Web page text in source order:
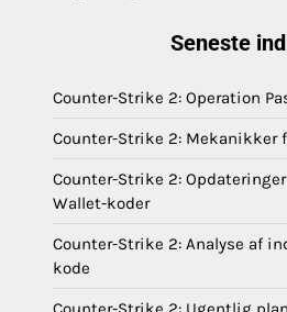
Seneste
Counter-Strike 2: Operation
Counter-Strike 2:
Counter-Strike 2:
Wallet-koder
Counter-Strike 2: Analyse af
kode